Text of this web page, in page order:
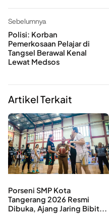
Sebelumnya
Polisi: Korban
Pemerkosaan Pelajar di
Tangsel Berawal Kenal
Lewat Medsos
Artikel Terkait
Porseni SMP Kota
Tangerang 2026 Resmi
Dibuka, Ajang Jaring Bibit...